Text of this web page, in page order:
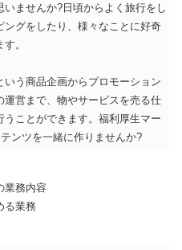
ませんか?日頃からよく旅行をし
ングをしたり、様々なことに好奇
。
いう商品企画からプロモーション
運営まで、物やサービスを売る仕
ことができます。福利厚生マー
ンツを一緒に作りませんか?
業務内容
る業務